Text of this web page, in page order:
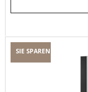
SIE SPAREN